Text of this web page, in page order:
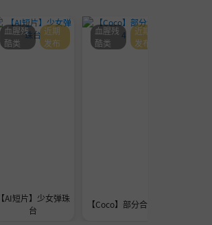
【AI短片】少女弹珠
台
血腥残
酷类
近期
发布
【Coco】部分合集4
血腥残
酷类
近期
发布